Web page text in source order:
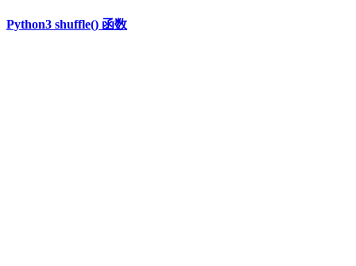
Python3 shuffle() 函数